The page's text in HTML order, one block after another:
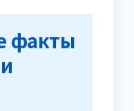
факты